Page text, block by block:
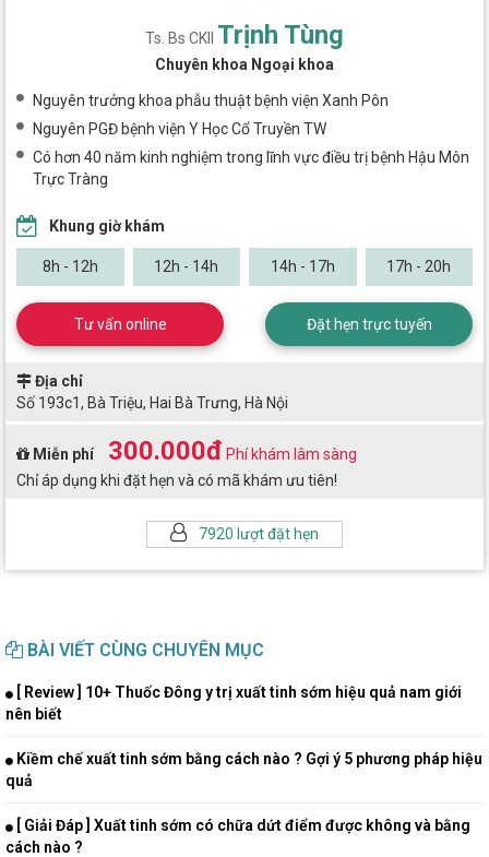
Ts. Bs CKII Trịnh Tùng
Chuyên khoa Ngoại khoa
Nguyên trưởng khoa phẫu thuật bệnh viện Xanh Pôn
Nguyên PGĐ bệnh viện Y Học Cổ Truyền TW
Có hơn 40 năm kinh nghiệm trong lĩnh vực điều trị bệnh Hậu Môn
Trực Tràng
7920 lượt đặt hẹn
Khung giờ khám
8h - 12h 12h - 14h 14h - 17h 17h - 20h
Tư vấn online Đặt hẹn trực tuyến
Địa chỉ
Số 193c1, Bà Triệu, Hai Bà Trưng, Hà Nội
Miễn phí 300.000đ Phí khám lâm sàng
Chỉ áp dụng khi đặt hẹn và có mã khám ưu tiên!
BÀI VIẾT CÙNG CHUYÊN MỤC
[ Review ] 10+ Thuốc Đông y trị xuất tinh sớm hiệu quả nam giới
nên biết
Kiềm chế xuất tinh sớm bằng cách nào ? Gợi ý 5 phương pháp hiệu
quả
[ Giải Đáp ] Xuất tinh sớm có chữa dứt điểm được không và bằng
cách nào ?